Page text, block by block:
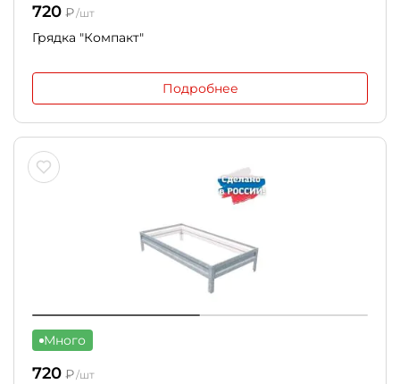
720 ₽/шт
Грядка "Компакт"
Подробнее
Много
720 ₽/шт